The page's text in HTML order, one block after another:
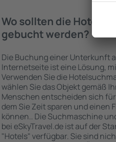
Wo sollten die Hotels in
gebucht werden?
Die Buchung einer Unterkunft
Internetseite ist eine Lösung,
Verwenden Sie die
wählen Sie das Objekt gemäß
Menschen entscheiden sich
dem Sie Zeit sparen und einen
können.. Die Suchmaschine
bei eSkyTravel.de ist auf der
"Hotels" verfügbar. Sie sind